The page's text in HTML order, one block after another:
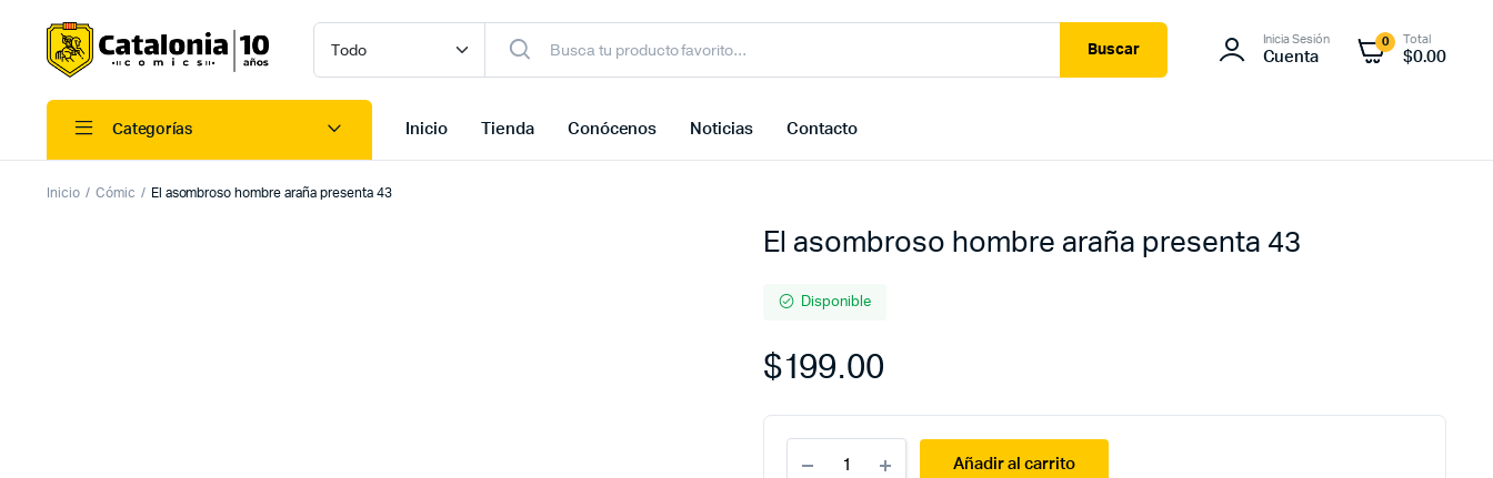
Buscar
Inicia Sesión
Cuenta
0 Total
$0.00
Categorías Inicio Tienda Conócenos Noticias Contacto
Inicio Cómic El asombroso hombre araña presenta 43
El asombroso hombre araña presenta 43
Disponible
$199.00
asombroso
Añadir al carrito